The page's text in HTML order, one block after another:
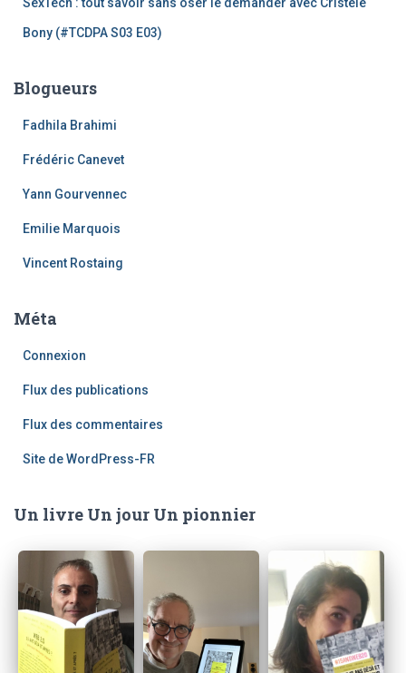
Bony (#TCDPA S03 E03)
Blogueurs
Fadhila Brahimi
Frédéric Canevet
Yann Gourvennec
Emilie Marquois
Vincent Rostaing
Méta
Connexion
Flux des publications
Flux des commentaires
Site de WordPress-FR
Un livre Un jour Un pionnier